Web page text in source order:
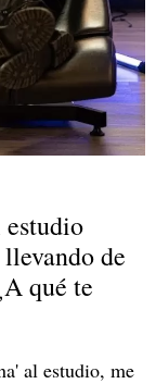
de
qué te
al estudio, me